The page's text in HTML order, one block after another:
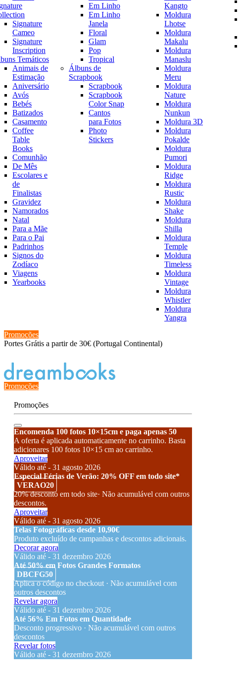
Signature
Cameo
Signature
Inscription
Temáticos
Animais de
Estimação
Aniversário
Avós
Bebés
Batizados
Casamento
Coffee
Table
Books
Comunhão
De Mês
Escolares e
de
Finalistas
Gravidez
Namorados
Natal
Para a Mãe
Para o Pai
Padrinhos
Signos do
Zodíaco
Viagens
Yearbooks
Em Linho
Em Linho
Janela
Floral
Glam
Pop
Tropical
Álbuns de
Scrapbook
Scrapbook
Scrapbook
Color Snap
Cantos
para Fotos
Photo
Stickers
Kangto
Moldura
Lhotse
Moldura
Makalu
Moldura
Manaslu
Moldura
Meru
Moldura
Nature
Moldura
Nunkun
Moldura 3D
Moldura
Pokalde
Moldura
Pumori
Moldura
Ridge
Moldura
Rustic
Moldura
Shake
Moldura
Shilla
Moldura
Temple
Moldura
Timeless
Moldura
Vintage
Moldura
Whistler
Moldura
Yangra
Promoções
Portes Grátis a partir de 30€ (Portugal Continental)
Promoções
Promoções
Encomenda 100 fotos 10×15cm e paga apenas 50
A oferta é aplicada automaticamente no carrinho. Basta
adicionares 100 fotos 10×15 cm ao carrinho.
Aproveitar
Válido até - 31 agosto 2026
Especial Férias de Verão: 20% OFF em todo site*
VERAO20
20% desconto em todo site· Não acumulável com outros
descontos.
Aproveitar
Válido até - 31 agosto 2026
Telas Fotográficas desde 10,90€
Produto excluído de campanhas e descontos adicionais.
Decorar agora
Válido até - 31 dezembro 2026
Até 50% em Fotos Grandes Formatos
DBCFG50
Aplica o código no checkout · Não acumulável com
outros descontos
Revelar agora
Válido até - 31 dezembro 2026
Até 56% Em Fotos em Quantidade
Desconto progressivo · Não acumulável com outros
descontos
Revelar fotos
Válido até - 31 dezembro 2026